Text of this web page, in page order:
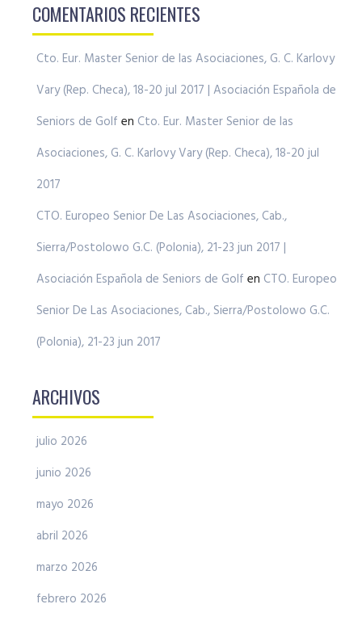
COMENTARIOS RECIENTES
Cto. Eur. Master Senior de las Asociaciones, G. C. Karlovy
Vary (Rep. Checa), 18-20 jul 2017 | Asociación Española de
Seniors de Golf en Cto. Eur. Master Senior de las
Asociaciones, G. C. Karlovy Vary (Rep. Checa), 18-20 jul
2017
CTO. Europeo Senior De Las Asociaciones, Cab.,
Sierra/Postolowo G.C. (Polonia), 21-23 jun 2017 |
Asociación Española de Seniors de Golf en CTO. Europeo
Senior De Las Asociaciones, Cab., Sierra/Postolowo G.C.
(Polonia), 21-23 jun 2017
ARCHIVOS
julio 2026
junio 2026
mayo 2026
abril 2026
marzo 2026
febrero 2026